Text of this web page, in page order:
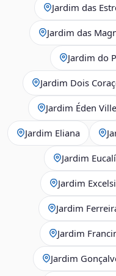
Jardim das
Jardim das
Jardim do
Jardim Dois
Jardim Éden Ville
Jardim Eliana
Jardim
Jardim
Jardim
Jardim
Jardim